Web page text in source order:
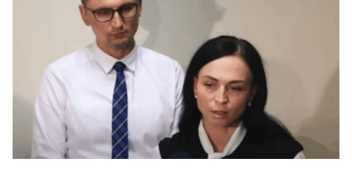
Telefon
+ Telefon personal
Am citit și sunt de
acord cupolitica de
confidențialitate
TRIMITE ȘTIREA